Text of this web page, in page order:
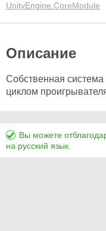
UnityEngine.CoreModule
Описание
Собственная
циклом
Вы можете
на русский язык.